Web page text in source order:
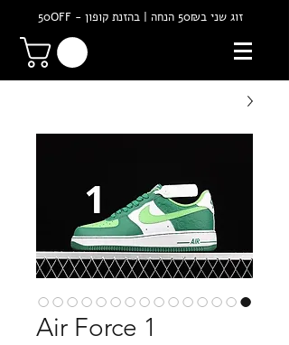
זוג שני ב50₪ הנחה | בהזנת קופון - 50OFF
Air Force 1